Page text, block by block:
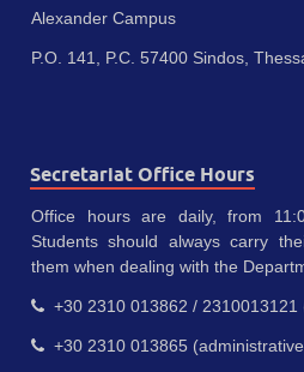
Alexander Campus
P.O. 141, P.C. 57400 Sindos,
Secretariat Office Hours
Office hours are daily, from
Students should always carry
them when dealing with the
+30 2310 013862 / 2310013121
+30 2310 013865